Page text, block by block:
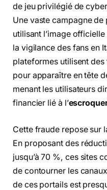
de jeu privilégié de
Une vaste campagne
utilisant l’image officielle
la vigilance des fans en
plateformes utilisent des
pour apparaître en tête
menant les utilisateurs
financier lié à l’
Cette fraude repose sur
En proposant des
jusqu’à 70 %, ces sites
de contourner les
de ces portails est